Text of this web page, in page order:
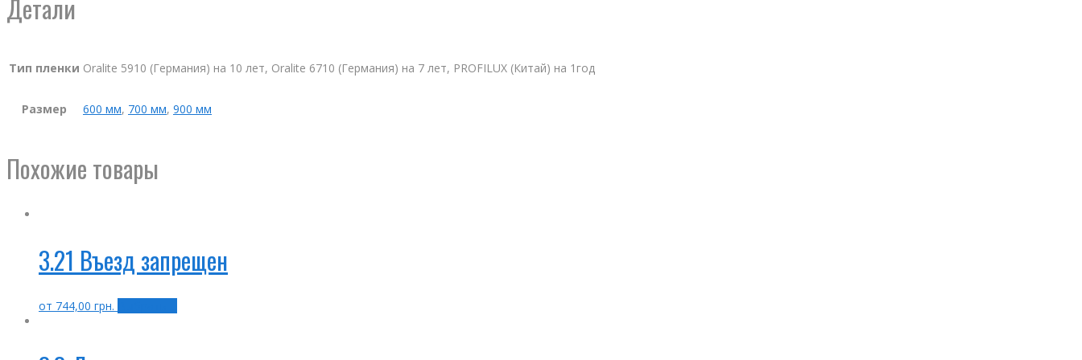
Детали
Тип пленки Oralite 5910 (Германия) на 10 лет, Oralite 6710 (Германия) на 7 лет, PROFILUX (Китай) на 1год
Размер 600 мм, 700 мм, 900 мм
Похожие товары
3.21 Въезд запрещен
от 744,00 грн.